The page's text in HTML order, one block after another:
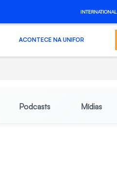
INTERNATIONAL
ACONTECE NA UNIFOR
Podcasts Mídias